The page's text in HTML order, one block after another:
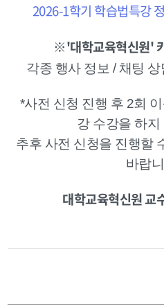
2026-1학기 학습법특강
※'대학교육혁신원'
각종 행사 정보 / 채팅 상
*사전 신청 진행 후 2회
강 수강을 하지
추후 사전 신청을 진행할
바랍
대학교육혁신원 교